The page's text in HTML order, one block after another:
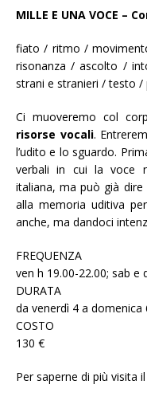
MILLE E UNA VOCE –
fiato / ritmo /
risonanza / ascolto /
strani e stranieri / testo /
Ci muoveremo col
risorse vocali.
l’udito e lo sguardo.
verbali in cui la voce
italiana, ma può già
alla memoria uditiva
anche, ma dandoci
FREQUENZA
ven h 19.00-22.00; sab e
DURATA
da venerdì 4 a domenica
COSTO
130 €
Per saperne di più visita